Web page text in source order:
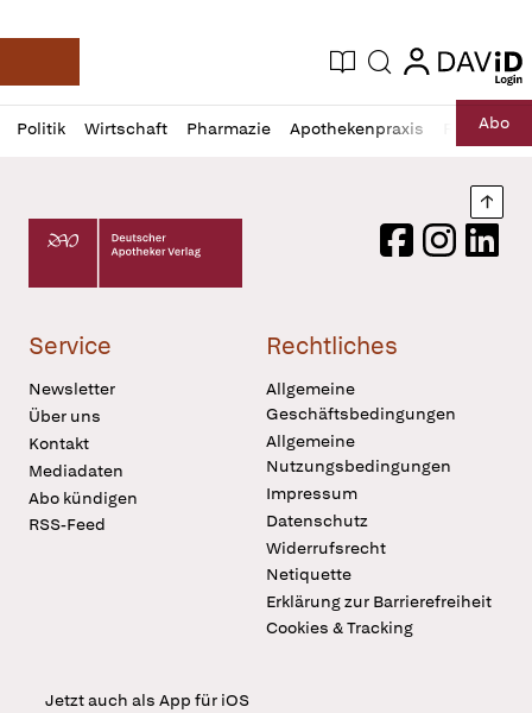
Deutsche Apotheker Zeitung
Aktuelle Ausgabe
Suche login
login
Politik Wirtschaft Pharmazie Apothekenpraxis RechtAbo
Profil
öffnen
Daz
Pur
Deutscher Apotheker Verlag Logo
FacebookInstagram
Service
Newsletter
Über uns
Kontakt
Mediadaten
Abo kündigen
RSS-Feed
Rechtliches
Allgemeine
Geschäftsbedingungen
Allgemeine
Nutzungsbedingungen
Impressum
Datenschutz
Widerrufsrecht
Netiquette
Erklärung zur Barrierefreiheit
Cookies & Tracking
Jetzt auch als App für iOS